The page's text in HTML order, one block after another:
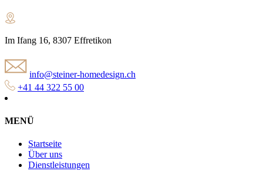
Im Ifang 16, 8307 Effretikon
info@steiner-homedesign.ch
+41 44 322 55 00
MENÜ
Startseite
Über uns
Dienstleistungen